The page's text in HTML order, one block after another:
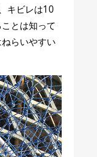
キビレは10
とは知って
らいやすい